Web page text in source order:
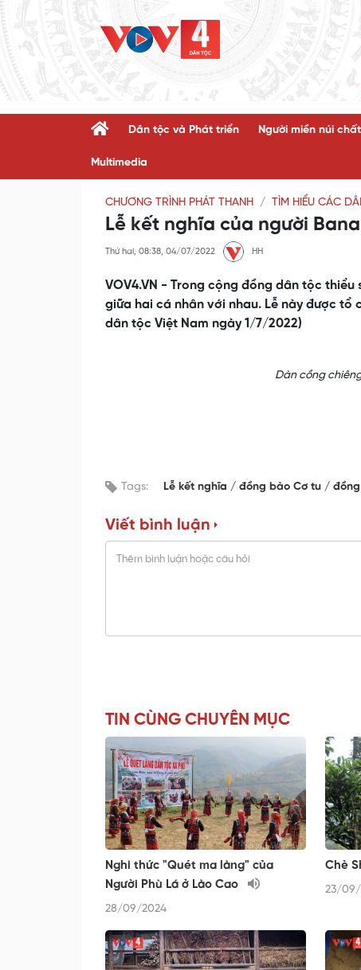
Dân tộc và Phát triển Người miền núi chất
Multimedia
CHƯƠNG TRÌNH PHÁT THANH TÌM HIỂU CÁC
Lễ kết nghĩa của người
Thứ hai, 08:38, 04/07/2022 HH
VOV4.VN - Trong cộng đồng dân tộc
giữa hai cá nhân với nhau. Lễ này được tổ
dân tộc Việt Nam ngày 1/7/2022)
Dàn cồng
Tags: Lễ kết nghĩa đồng bào Cơ tu
Viết bình luận
TIN CÙNG CHUYÊN MỤC
Nghi thức "Quét ma làng" của
Người Phù Lá ở Lào Cao
28/09/2024
Chè
23/